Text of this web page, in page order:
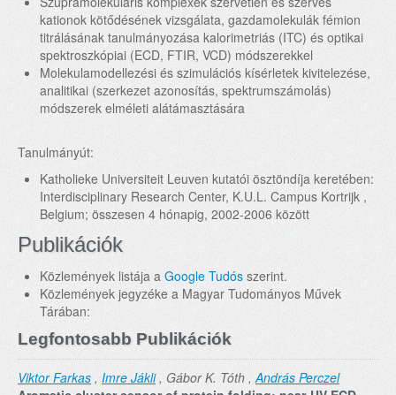
kationok kötődésének vizsgálata, gazdamolekulák fémion
titrálásának tanulmányozása kalorimetriás (ITC) és optikai
spektroszkópiai (ECD, FTIR, VCD) módszerekkel
Molekulamodellezési és szimulációs kísérletek kivitelezése,
analitikai (szerkezet azonosítás, spektrumszámolás)
módszerek elméleti alátámasztására
Tanulmányút:
Katholieke Universiteit Leuven kutatói ösztöndíja keretében:
Interdisciplinary Research Center, K.U.L. Campus Kortrijk ,
Belgium; összesen 4 hónapig, 2002-2006 között
Publikációk
Közlemények listája a Google Tudós szerint.
Közlemények jegyzéke a Magyar Tudományos Művek
Tárában:
Legfontosabb Publikációk
Viktor Farkas , Imre Jákli, Gábor K. Tóth ,András Perczel